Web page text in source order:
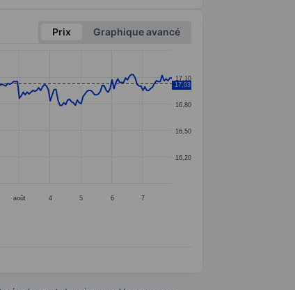
Prix
Graphique avancé
août 4 5 6 7
16,20
16,50
16,80
17,10
17,03